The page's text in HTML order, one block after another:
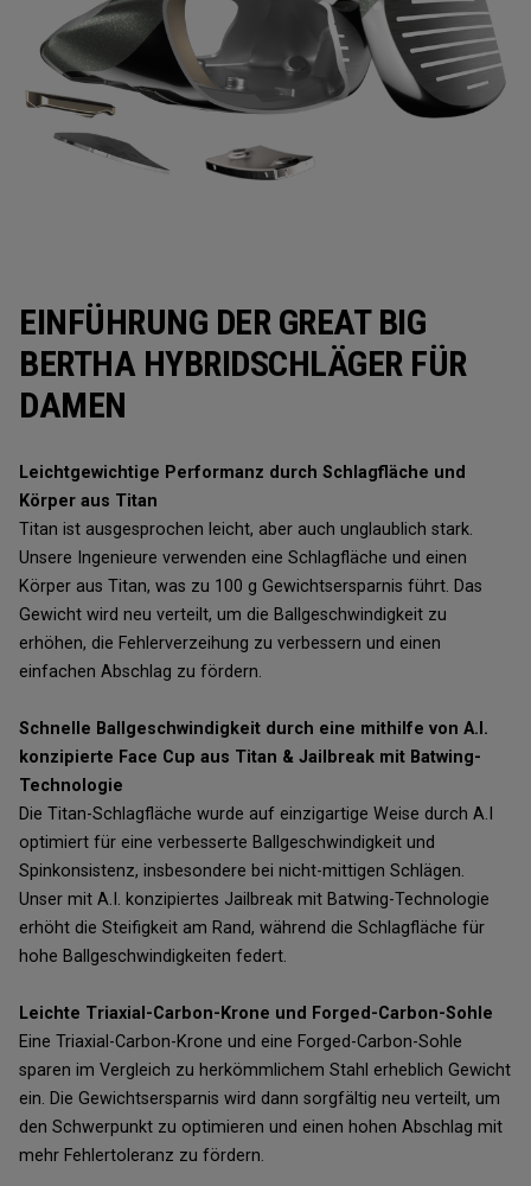
EINFÜHRUNG DER GREAT BIG
BERTHA HYBRIDSCHLÄGER FÜR
DAMEN
Leichtgewichtige Performanz durch Schlagfläche und
Körper aus Titan
Titan ist ausgesprochen leicht, aber auch unglaublich stark.
Unsere Ingenieure verwenden eine Schlagfläche und einen
Körper aus Titan, was zu 100 g Gewichtsersparnis führt. Das
Gewicht wird neu verteilt, um die Ballgeschwindigkeit zu
erhöhen, die Fehlerverzeihung zu verbessern und einen
einfachen Abschlag zu fördern.
Schnelle Ballgeschwindigkeit durch eine mithilfe von A.I.
konzipierte Face Cup aus Titan & Jailbreak mit Batwing-
Technologie
Die Titan-Schlagfläche wurde auf einzigartige Weise durch A.I
optimiert für eine verbesserte Ballgeschwindigkeit und
Spinkonsistenz, insbesondere bei nicht-mittigen Schlägen.
Unser mit A.I. konzipiertes Jailbreak mit Batwing-Technologie
erhöht die Steifigkeit am Rand, während die Schlagfläche für
hohe Ballgeschwindigkeiten federt.
Leichte Triaxial-Carbon-Krone und Forged-Carbon-Sohle
Eine Triaxial-Carbon-Krone und eine Forged-Carbon-Sohle
sparen im Vergleich zu herkömmlichem Stahl erheblich Gewicht
ein. Die Gewichtsersparnis wird dann sorgfältig neu verteilt, um
den Schwerpunkt zu optimieren und einen hohen Abschlag mit
mehr Fehlertoleranz zu fördern.